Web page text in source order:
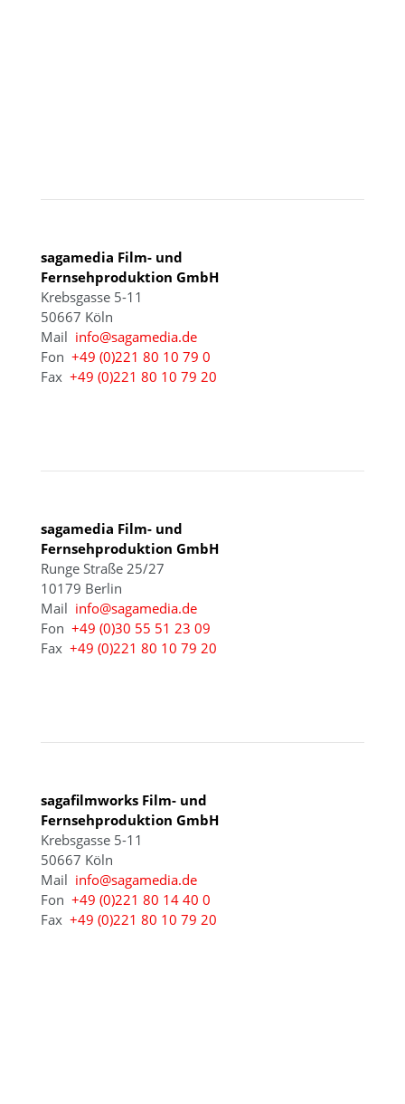
sagamedia Film- und
Fernsehproduktion GmbH
Krebsgasse 5-11
50667 Köln
Mail info@sagamedia.de
Fon +49 (0)221 80 10 79 0
Fax +49 (0)221 80 10 79 20
sagamedia Film- und
Fernsehproduktion GmbH
Runge Straße 25/27
10179 Berlin
Mail info@sagamedia.de
Fon +49 (0)30 55 51 23 09
Fax +49 (0)221 80 10 79 20
sagafilmworks Film- und
Fernsehproduktion GmbH
Krebsgasse 5-11
50667 Köln
Mail info@sagamedia.de
Fon +49 (0)221 80 14 40 0
Fax +49 (0)221 80 10 79 20